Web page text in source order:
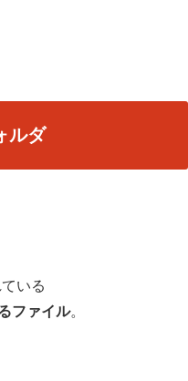
ルダ
いる
ファイル。